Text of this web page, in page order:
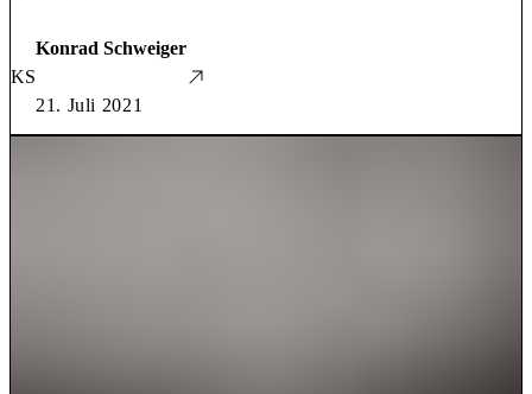
KS
Konrad Schweiger
21. Juli 2021